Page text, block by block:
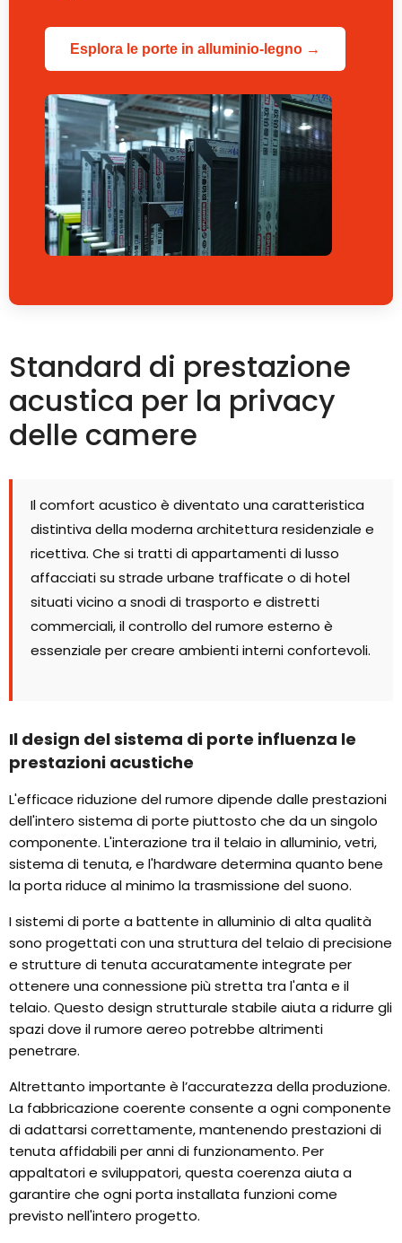
Esplora le porte in alluminio-legno →
Standard di prestazione
acustica per la privacy
delle camere
Il comfort acustico è diventato una caratteristica
distintiva della moderna architettura residenziale e
ricettiva. Che si tratti di appartamenti di lusso
affacciati su strade urbane trafficate o di hotel
situati vicino a snodi di trasporto e distretti
commerciali, il controllo del rumore esterno è
essenziale per creare ambienti interni confortevoli.
Il design del sistema di porte influenza le
prestazioni acustiche
L'efficace riduzione del rumore dipende dalle prestazioni
dell'intero sistema di porte piuttosto che da un singolo
componente. L'interazione tra il telaio in alluminio, vetri,
sistema di tenuta, e l'hardware determina quanto bene
la porta riduce al minimo la trasmissione del suono.
I sistemi di porte a battente in alluminio di alta qualità
sono progettati con una struttura del telaio di precisione
e strutture di tenuta accuratamente integrate per
ottenere una connessione più stretta tra l'anta e il
telaio. Questo design strutturale stabile aiuta a ridurre gli
spazi dove il rumore aereo potrebbe altrimenti
penetrare.
Altrettanto importante è l’accuratezza della produzione.
La fabbricazione coerente consente a ogni componente
di adattarsi correttamente, mantenendo prestazioni di
tenuta affidabili per anni di funzionamento. Per
appaltatori e sviluppatori, questa coerenza aiuta a
garantire che ogni porta installata funzioni come
previsto nell'intero progetto.